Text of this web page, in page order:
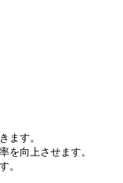
ます。
を向上させます。
。